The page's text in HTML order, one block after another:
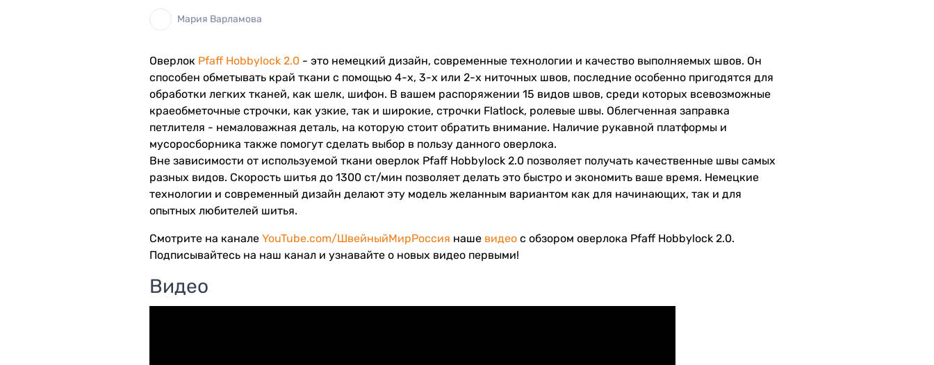
Мария Варламова
Оверлок Pfaff Hobbylock 2.0- это немецкий дизайн, современные технологии и качество выполняемых швов. Он
способен обметывать край ткани с помощью 4-х, 3-х или 2-х ниточных швов, последние особенно пригодятся для
обработки легких тканей, как шелк, шифон. В вашем распоряжении 15 видов швов, среди которых всевозможные
краеобметочные строчки, как узкие, так и широкие, строчки Flatlock, ролевые швы. Облегченная заправка
петлителя - немаловажная деталь, на которую стоит обратить внимание. Наличие рукавной платформы и
мусоросборника также помогут сделать выбор в пользу данного оверлока.
Вне зависимости от используемой ткани оверлок Pfaff Hobbylock 2.0 позволяет получать качественные швы самых
разных видов. Скорость шитья до 1300 ст/мин позволяет делать это быстро и экономить ваше время. Немецкие
технологии и современный дизайн делают эту модель желанным вариантом как для начинающих, так и для
опытных любителей шитья.
Смотрите на канале YouTube.com/ШвейныйМирРоссия наше видеос обзором оверлока Pfaff Hobbylock 2.0.
Подписывайтесь на наш канал и узнавайте о новых видео первыми!
Видео